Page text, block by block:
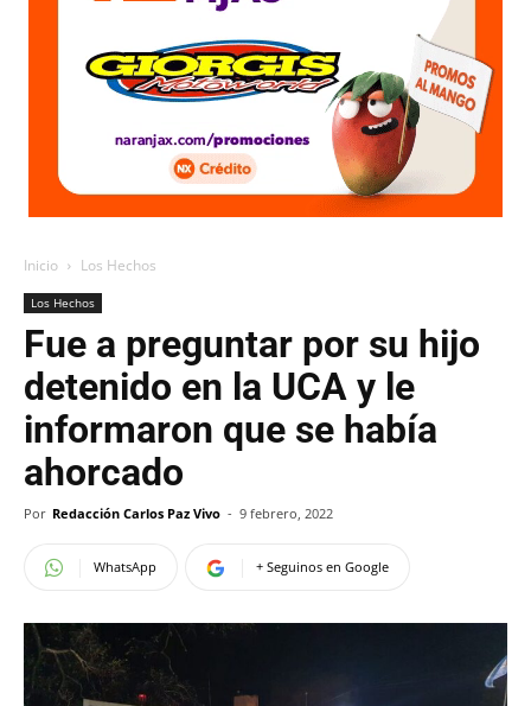
Inicio Los Hechos
Los Hechos
Fue a preguntar por su hijo
detenido en la UCA y le
informaron que se había
ahorcado
Por Redacción Carlos Paz Vivo - 9 febrero, 2022
WhatsApp + Seguinos en Google